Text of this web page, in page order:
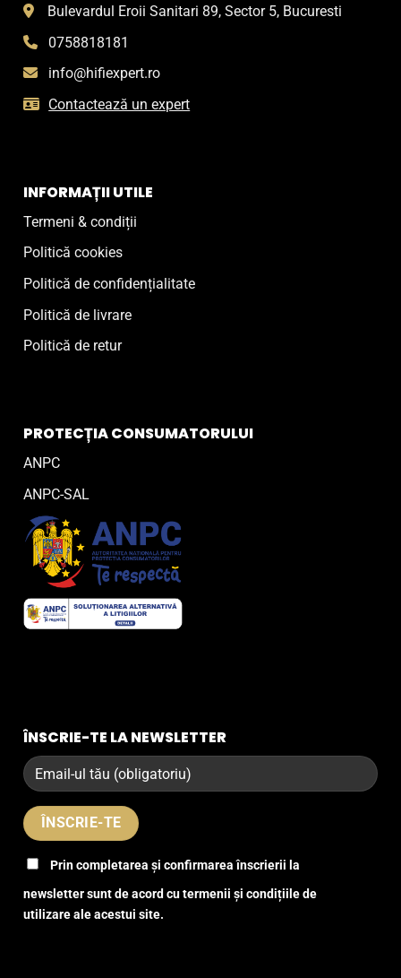
Bulevardul Eroii Sanitari 89, Sector 5, Bucuresti
0758818181
info@hifiexpert.ro
Contactează un expert
INFORMAȚII UTILE
Termeni & condiții
Politică cookies
Politică de confidențialitate
Politică de livrare
Politică de retur
PROTECȚIA CONSUMATORULUI
ANPC
ANPC-SAL
ÎNSCRIE-TE LA NEWSLETTER
Prin completarea și confirmarea înscrierii la
newsletter sunt de acord cu termenii și condițiile de
utilizare ale acestui site.